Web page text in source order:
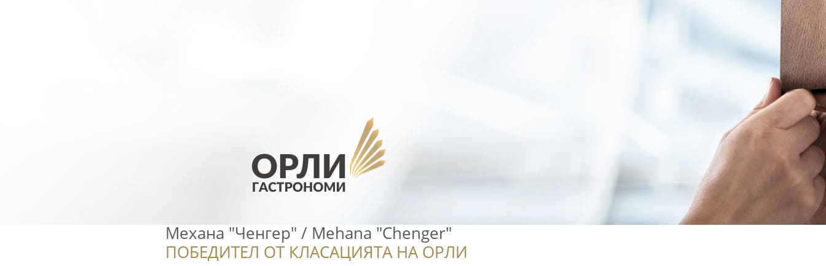
Механа "Ченгер" / Mehana "Chenger"
ПОБЕДИТЕЛ ОТ КЛАСАЦИЯТА НА ОРЛИ